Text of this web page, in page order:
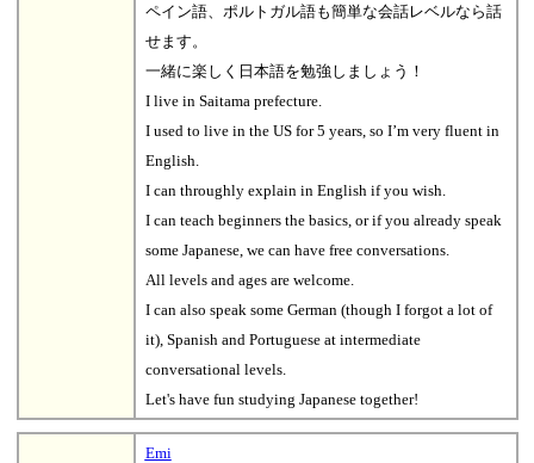
ペイン語、ポルトガル語も簡単な会話レベルなら話
せます。
一緒に楽しく日本語を勉強しましょう！
I live in Saitama prefecture.
I used to live in the US for 5 years, so I’m very fluent in
English.
I can throughly explain in English if you wish.
I can teach beginners the basics, or if you already speak
some Japanese, we can have free conversations.
All levels and ages are welcome.
I can also speak some German (though I forgot a lot of
it), Spanish and Portuguese at intermediate
conversational levels.
Let's have fun studying Japanese together!
Emi